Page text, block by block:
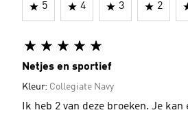
5 4 3 2
Netjes en sportief
Kleur: Collegiate Navy
Ik heb 2 van deze broeken. Je